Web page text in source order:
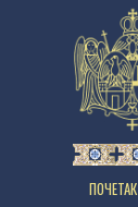
ПОЧЕТАК